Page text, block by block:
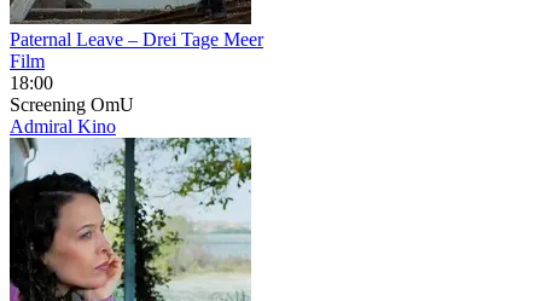
Paternal Leave – Drei Tage Meer
Film
18:00
Screening OmU
Admiral Kino